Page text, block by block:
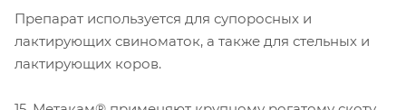
Препарат используется для супоросных и
лактирующих свиноматок, а также для стельных и
лактирующих коров.